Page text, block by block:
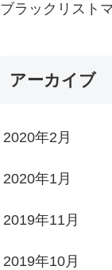
ブラックリスト
アーカイブ
2020年2月
2020年1月
2019年11月
2019年10月